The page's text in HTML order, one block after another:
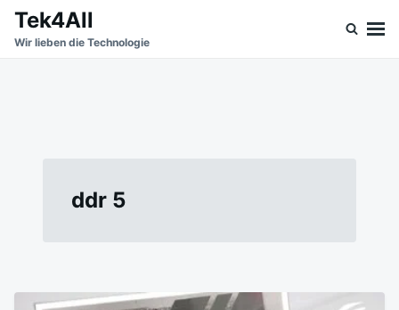
SkipSearch
for:
Tek4All
Wir lieben die Technologie
ddr 5